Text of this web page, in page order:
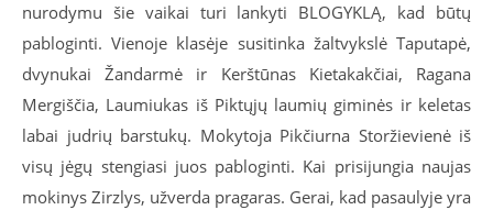
nurodymu šie vaikai turi lankyti BLOGYKLĄ, kad būtų
pabloginti. Vienoje klasėje susitinka žaltvykslė Taputapė,
dvynukai Žandarmė ir Kerštūnas Kietakakčiai, Ragana
Mergiščia, Laumiukas iš Piktųjų laumių giminės ir keletas
labai judrių barstukų. Mokytoja Pikčiurna Storžievienė iš
visų jėgų stengiasi juos pabloginti. Kai prisijungia naujas
mokinys Zirzlys, užverda pragaras. Gerai, kad pasaulyje yra